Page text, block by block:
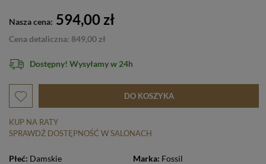
Nasza cena: 594,00 zł
Cena detaliczna: 849,00 zł
Dostępny! Wysyłamy w 24h
DO KOSZYKA
KUP NA RATY
SPRAWDŹ DOSTĘPNOŚĆ W SALONACH
Płeć: Damskie Marka: Fossil